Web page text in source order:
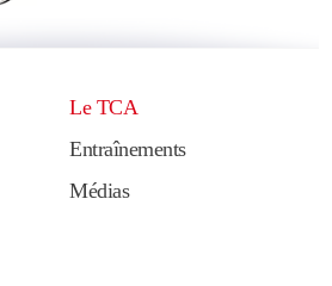
Le TCA
Entraînements
Médias